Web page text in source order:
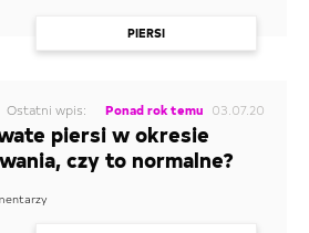
PIERSI
Ostatni wpis: Ponad rok temu 03.07.20
piersi w okresie
czy to normalne?